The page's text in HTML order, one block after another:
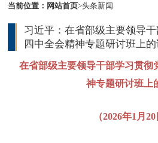
当前位置： 网站首页>头条新闻
习近平：在省部级主要领导
四中全会精神专题研讨班上
在省部级主要领导干部学习贯彻
神专题研讨班上
（2026年1月20